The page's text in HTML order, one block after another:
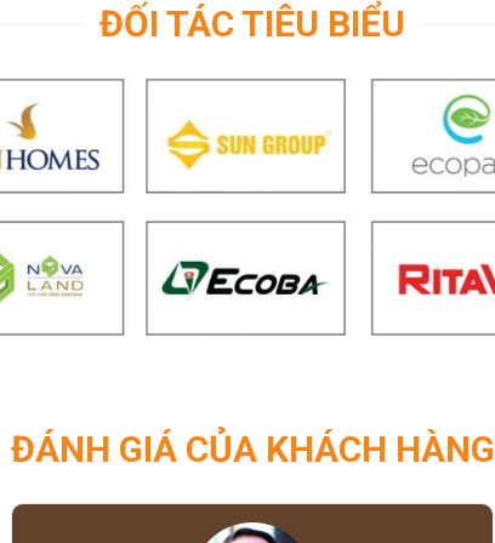
ĐỐI TÁC TIÊU BIỂU
ĐÁNH GIÁ CỦA KHÁCH HÀNG